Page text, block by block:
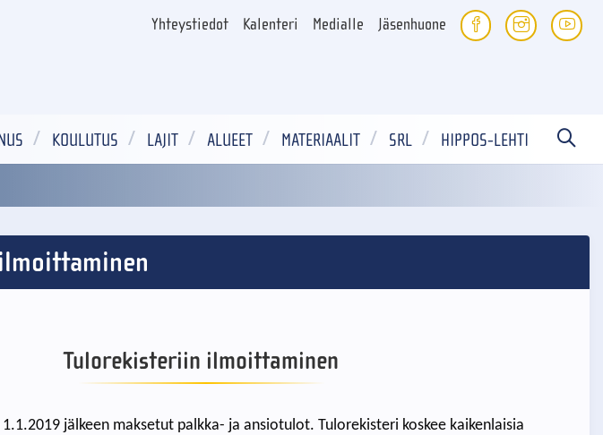
Yhteystiedot Kalenteri Medialle Jäsenhuone
KOULUTUS LAJIT ALUEET MATERIAALIT SRL HIPPOS-LEHTI
Tulorekisteriin ilmoittaminen
jälkeen maksetut palkka- ja ansiotulot. Tulorekisteri koskee kaikenlaisia